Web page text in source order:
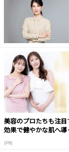
美容のプロたちも注
効果で健やかな肌へ
(PR)